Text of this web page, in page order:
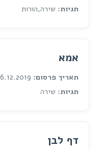
תגיות: שירה,הורות
אמא
תאריך פרסום:
תגיות: שירה
דף לבן